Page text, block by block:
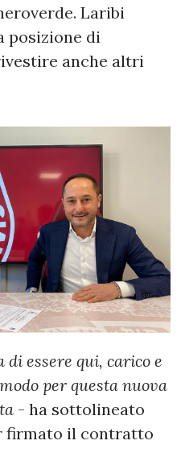
Laribi
posizione di
anche altri
di essere qui, carico e
per questa nuova
- ha sottolineato
firmato il contratto